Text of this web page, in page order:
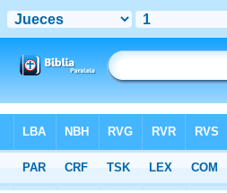
>RVG> Jueces 1